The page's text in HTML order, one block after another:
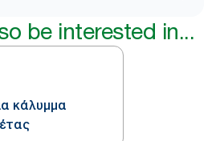
be interested in...
κάλυμμα